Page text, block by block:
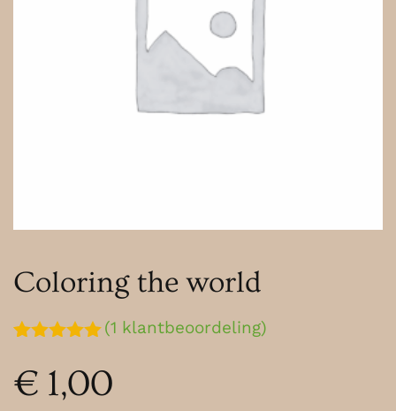
Coloring the world
5.00
op 5
gebaseerd
(1 klantbeoordeling)
€ 1,00